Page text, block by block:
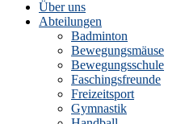
Über uns
Abteilungen
Badminton
Bewegungsmäuse
Bewegungsschule
Faschingsfreunde
Freizeitsport
Gymnastik